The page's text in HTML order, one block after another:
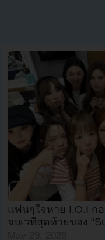
แฟนๆใจหาย I.O.I ก
จบเวทีสุดท้ายของ